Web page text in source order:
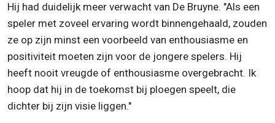
Hij had duidelijk meer verwacht van De Bruyne. "Als een
speler met zoveel ervaring wordt binnengehaald, zouden
ze op zijn minst een voorbeeld van enthousiasme en
positiviteit moeten zijn voor de jongere spelers. Hij
heeft nooit vreugde of enthousiasme overgebracht. Ik
hoop dat hij in de toekomst bij ploegen speelt, die
dichter bij zijn visie liggen."